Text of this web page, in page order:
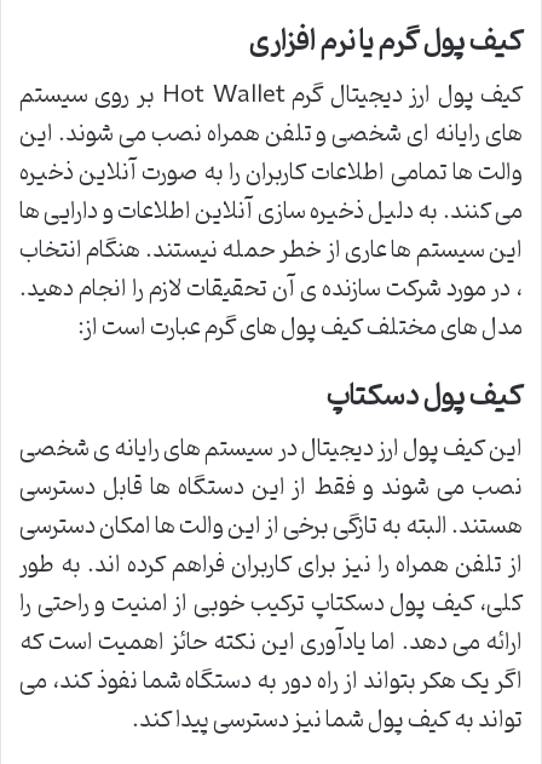
کیف پول گرم یا نرم افزاری
کیف پول ارز دیجیتال گرم Hot Wallet بر روی سیستم
های رایانه ای شخصی و تلفن همراه نصب می شوند. این
والت ها تمامی اطلاعات کاربران را به صورت آنلاین ذخیره
می کنند. به دلیل ذخیره سازی آنلاین اطلاعات و دارایی ها
این سیستم ها عاری از خطر حمله نیستند. هنگام انتخاب
، در مورد شرکت سازنده ی آن تحقیقات لازم را انجام دهید.
مدل های مختلف کیف پول های گرم عبارت است از:
کیف پول دسکتاپ
این کیف پول ارز دیجیتال در سیستم های رایانه ی شخصی
نصب می شوند و فقط از این دستگاه ها قابل دسترسی
هستند. البته به تازگی برخی از این والت ها امکان دسترسی
از تلفن همراه را نیز برای کاربران فراهم کرده اند. به طور
کلی، کیف پول دسکتاپ ترکیب خوبی از امنیت و راحتی را
ارائه می دهد. اما یادآوری این نکته حائز اهمیت است که
اگر یک هکر بتواند از راه دور به دستگاه شما نفوذ کند، می
تواند به کیف پول شما نیز دسترسی پیدا کند.